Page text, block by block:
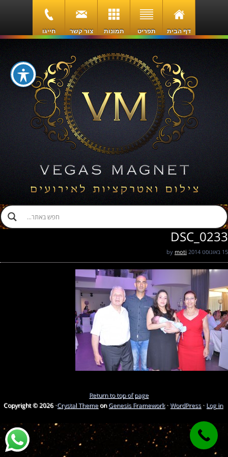
דף הבית תפריט תמונות צור קשר חייגו
DSC_0233
15 באוגוסט 2014 moti
Return to top of page
Copyright © 2026 ·Crystal ThemeonGenesis Framework·WordPress· Log in